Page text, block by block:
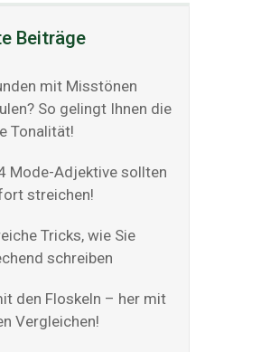
Beiträge
mit Misstönen
So gelingt Ihnen die
Tonalität!
Mode-Adjektive sollten
streichen!
Tricks, wie Sie
schreiben
den Floskeln – her mit
Vergleichen!